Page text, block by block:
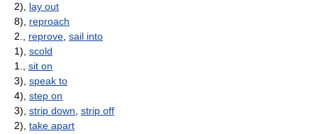
2), lay out
8), reproach
2., reprove sail into
1), scold
1., sit on
3), speak to
4), step on
3), strip down strip off
2), take apart